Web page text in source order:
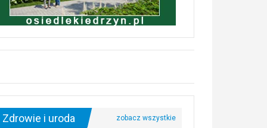
Zdrowie i uroda